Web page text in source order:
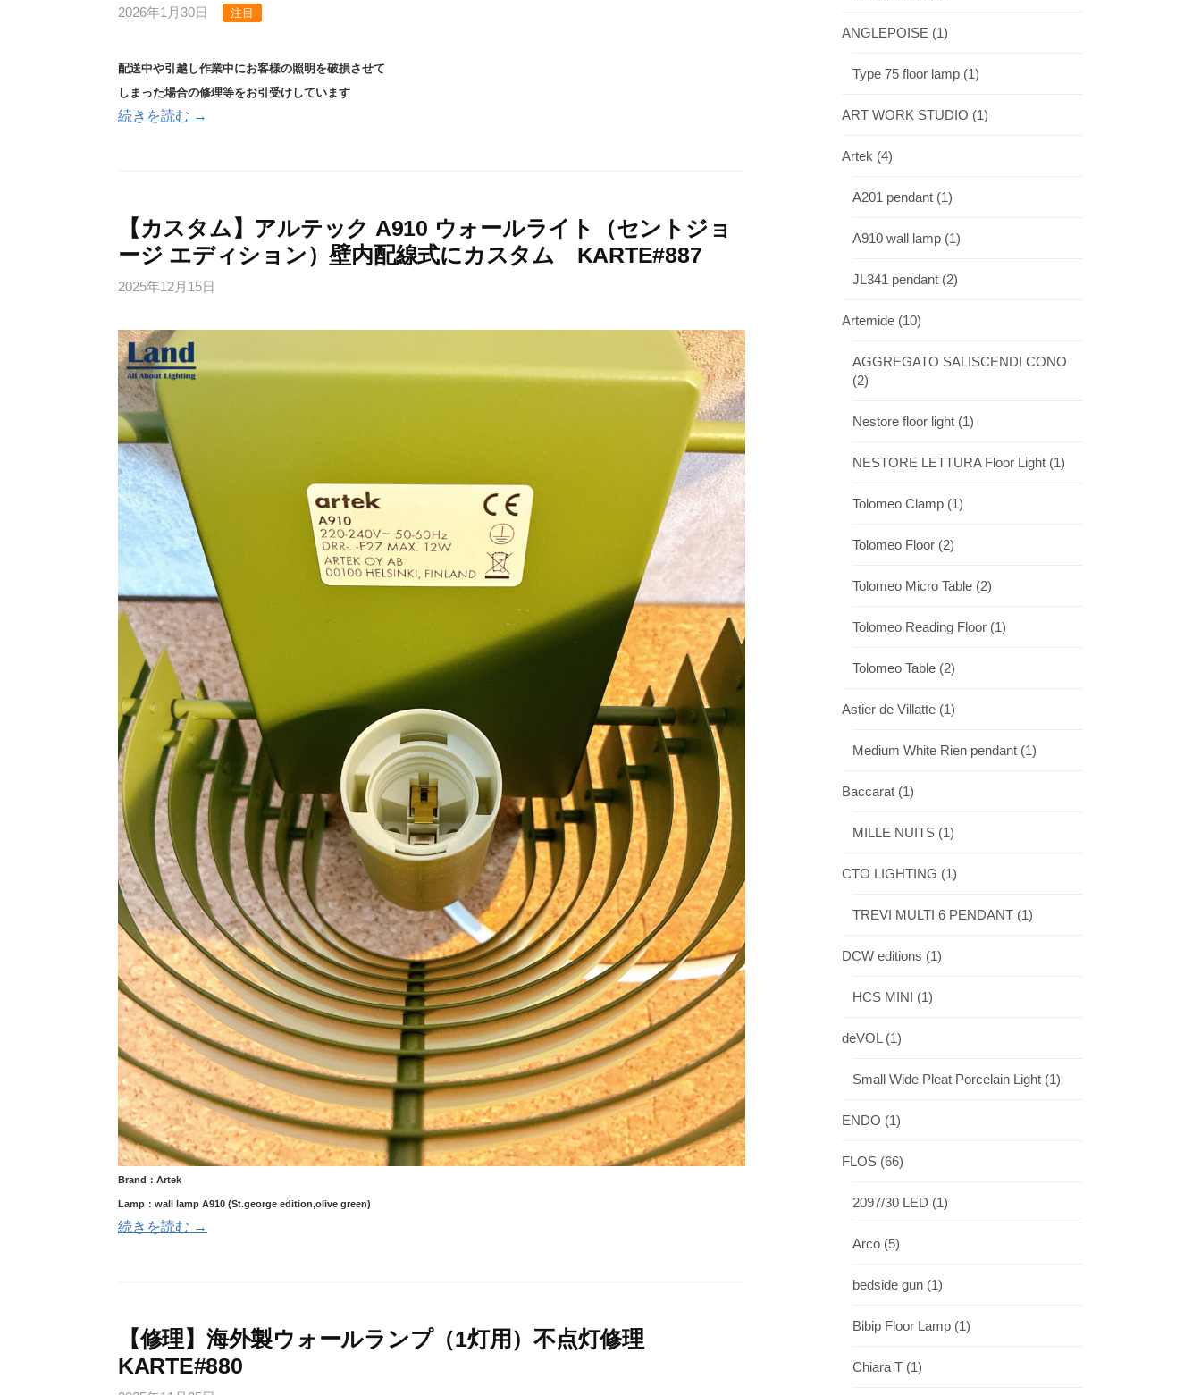
2026年1月30日 注目
配送中や引越し作業中にお客様の照明を破損させて
しまった場合の修理等をお引受けしています
続きを読む →
【カスタム】アルテック A910 ウォールライト（セントジョ
ージ エディション）壁内配線式にカスタム KARTE#887
2025年12月15日
Brand：Artek
Lamp：wall lamp A910 (St.george edition,olive green)
続きを読む →
【修理】海外製ウォールランプ（1灯用）不点灯修理
KARTE#880
ANGLEPOISE (1)
Type 75 floor lamp (1)
ART WORK STUDIO (1)
Artek (4)
A201 pendant (1)
A910 wall lamp (1)
JL341 pendant (2)
Artemide (10)
AGGREGATO SALISCENDI CONO
(2)
Nestore floor light (1)
NESTORE LETTURA Floor Light (1)
Tolomeo Clamp (1)
Tolomeo Floor (2)
Tolomeo Micro Table (2)
Tolomeo Reading Floor (1)
Tolomeo Table (2)
Astier de Villatte (1)
Medium White Rien pendant (1)
Baccarat (1)
MILLE NUITS (1)
CTO LIGHTING (1)
TREVI MULTI 6 PENDANT (1)
DCW editions (1)
HCS MINI (1)
deVOL (1)
Small Wide Pleat Porcelain Light (1)
ENDO (1)
FLOS (66)
2097/30 LED (1)
Arco (5)
bedside gun (1)
Bibip Floor Lamp (1)
Chiara T (1)